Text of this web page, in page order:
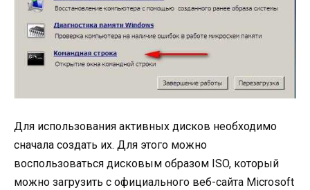
Для использования активных дисков необходимо
сначала создать их. Для этого можно
воспользоваться дисковым образом ISO, который
можно загрузить с официального веб-сайта Microsoft